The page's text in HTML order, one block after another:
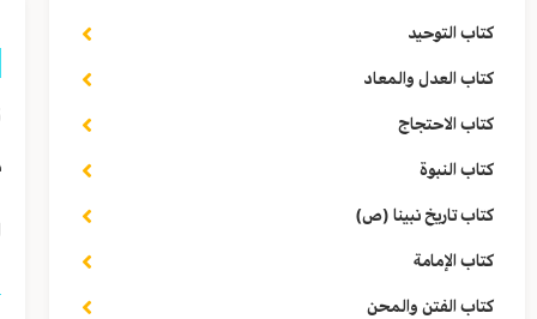
كتاب التوحيد
كتاب العدل والمعاد
كتاب الاحتجاج
كتاب النبوة
كتاب تاريخ نبينا (ص)
كتاب الإمامة
كتاب الفتن والمحن